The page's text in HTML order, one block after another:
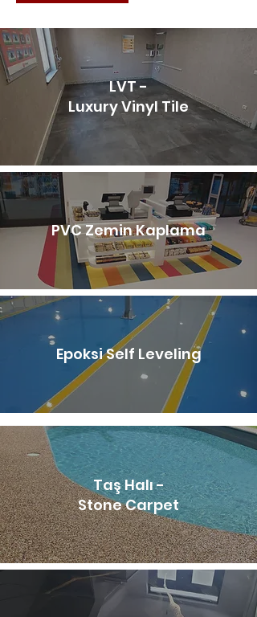
LVT -
Luxury Vinyl Tile
PVC Zemin Kaplama
Epoksi Self Leveling
Taş Halı -
Stone Carpet